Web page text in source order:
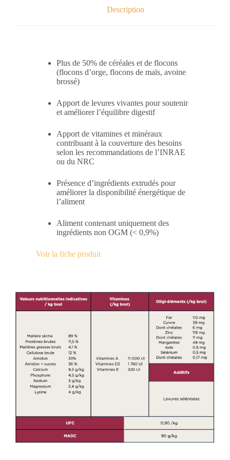
Les quantités doivent être ajustées en
Type de fourrage, richesse et quantité
journalière distribuée.
maximum par repas)
Ration : 2 à 5 kg/jour (4 à 11 L/jour environ)
Foin : 7 à 10 kg/jour (fibre longue)
Demandez conseil à votre technicien pour
un rationnement individualisé de votre
Description
Plus de 50% de céréales et de flocons
(flocons d’orge, flocons de maïs, avoine
brossé)
Apport de levures vivantes pour soutenir
et améliorer l’équilibre digestif
Apport de vitamines et minéraux
contribuant à la couverture des besoins
selon les recommandations de l’INRAE
ou du NRC
Présence d’ingrédients extrudés pour
améliorer la disponibilité énergétique de
l’aliment
Aliment contenant uniquement des
ingrédients non OGM (< 0,9%)
Voir la fiche produit